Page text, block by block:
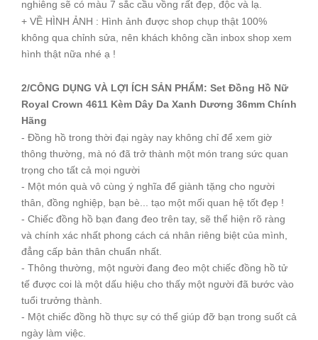
nghiêng sẽ có màu 7 sắc cầu vồng rất đẹp, độc và lạ.
+ VỀ HÌNH ẢNH : Hình ảnh được shop chụp thật 100%
không qua chỉnh sửa, nên khách không cần inbox shop xem
hình thật nữa nhé ạ !
2/CÔNG DỤNG VÀ LỢI ÍCH SẢN PHẨM: Set Đồng Hồ Nữ
Royal Crown 4611 Kèm Dây Da Xanh Dương 36mm Chính
Hãng
- Đồng hồ trong thời đại ngày nay không chỉ để xem giờ
thông thường, mà nó đã trở thành một món trang sức quan
trọng cho tất cả mọi người
- Một món quà vô cùng ý nghĩa để giành tặng cho người
thân, đồng nghiệp, bạn bè... tạo một mối quan hệ tốt đẹp !
- Chiếc đồng hồ bạn đang đeo trên tay, sẽ thể hiện rõ ràng
và chính xác nhất phong cách cá nhân riêng biệt của mình,
đẳng cấp bản thân chuẩn nhất.
- Thông thường, một người đang đeo một chiếc đồng hồ tử
tế được coi là một dấu hiệu cho thấy một người đã bước vào
tuổi trưởng thành.
- Một chiếc đồng hồ thực sự có thể giúp đỡ bạn trong suốt cả
ngày làm việc.